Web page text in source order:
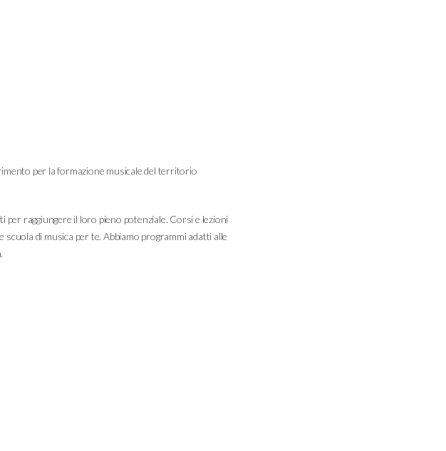
per la formazione musicale del territorio
raggiungere il loro pieno potenziale. Corsi e lezioni
scuola di musica per te. Abbiamo programmi adatti alle